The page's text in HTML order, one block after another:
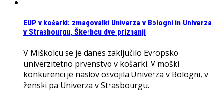
EUP v košarki: zmagovalki Univerza v Bologni in Univerza
v Strasbourgu, Škerbcu dve priznanji
V Miškolcu se je danes zaključilo Evropsko
univerzitetno prvenstvo v košarki. V moški
konkurenci je naslov osvojila Univerza v Bologni, v
ženski pa Univerza v Strasbourgu.